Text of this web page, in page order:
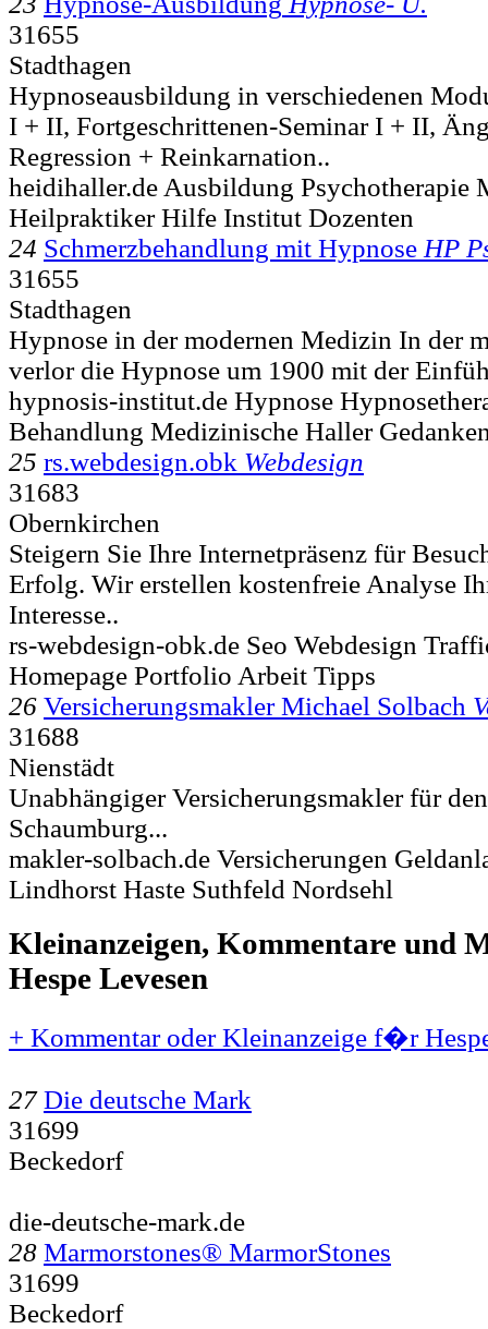
31655
Stadthagen
Hypnoseausbildung in verschiedenen
I + II, Fortgeschrittenen-Seminar I + II,
Regression + Reinkarnation..
heidihaller.de Ausbildung Psychotherapie
Heilpraktiker Hilfe Institut Dozenten
24 Schmerzbehandlung mit Hypnose HP
31655
Stadthagen
Hypnose in der modernen Medizin In der
verlor die Hypnose um 1900 mit der
hypnosis-institut.de Hypnose
Behandlung Medizinische Haller
25 rs.webdesign.obk Webdesign
31683
Obernkirchen
Steigern Sie Ihre Internetpräsenz für
Erfolg. Wir erstellen kostenfreie Analyse
Interesse..
rs-webdesign-obk.de Seo Webdesign
Homepage Portfolio Arbeit Tipps
26 Versicherungsmakler Michael Solbach
31688
Nienstädt
Unabhängiger Versicherungsmakler für
Schaumburg...
makler-solbach.de Versicherungen
Lindhorst Haste Suthfeld Nordsehl
Kleinanzeigen, Kommentare und
Hespe Levesen
+ Kommentar oder Kleinanzeige f�r
27 Die deutsche Mark
31699
Beckedorf
die-deutsche-mark.de
28 Marmorstones® MarmorStones
31699
Beckedorf